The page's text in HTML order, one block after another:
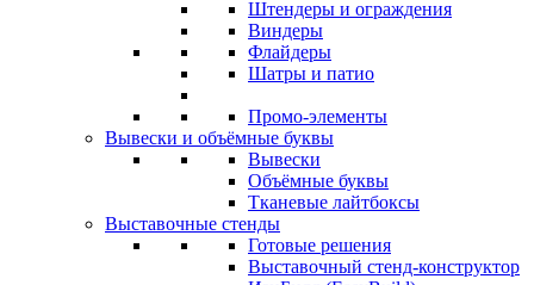
Штендеры и ограждения
Виндеры
Флайдеры
Шатры и патио
Промо-элементы
Вывески и объёмные буквы
Вывески
Объёмные буквы
Тканевые лайтбоксы
Выставочные стенды
Готовые решения
Выставочный стенд-конструктор